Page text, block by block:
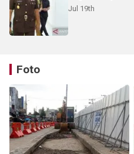
Jul 19th
Foto